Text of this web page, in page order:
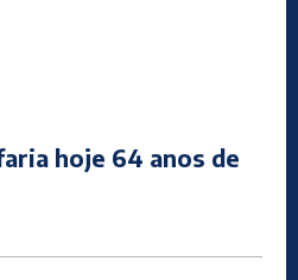
hoje 64 anos de